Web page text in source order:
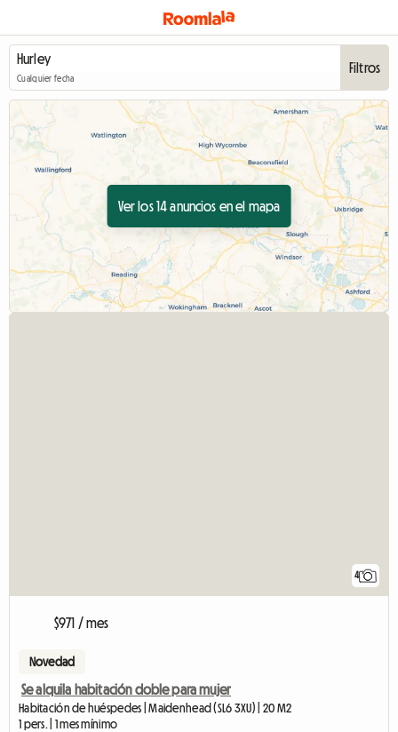
Cualquier fecha
Filtros
Ver los 14 anuncios en el mapa
4
$971 / mes
Novedad
Se alquila habitación doble para mujer
Habitación de huéspedes | Maidenhead (SL6 3XU) | 20 M2
1 pers. | 1 mes mínimo